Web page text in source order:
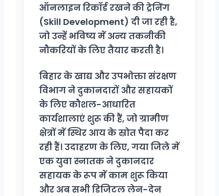
ऑनलाइन रिकॉर्ड रखने की ट्रेनिंग
(Skill Development) दी जा रही है,
जो उन्हें भविष्य में अन्य तकनीकी
नौकरियों के लिए तैयार करती है।
बिहार के खाद्य और उपभोक्ता संरक्षण
विभाग ने दुकानदारों और सहायकों
के लिए कौशल-आधारित
कार्यशालाएं शुरू की हैं, जो ग्रामीण
क्षेत्रों में स्थिर आय के स्रोत पैदा कर
रही हैं। उदाहरण के लिए, गया जिले में
एक युवा स्नातक ने दुकानदार
सहायक के रूप में काम शुरू किया
और अब सभी डिजिटल लेन-देन